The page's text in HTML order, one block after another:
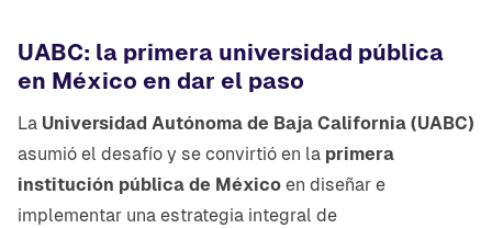
UABC: la primera universidad pública
en México en dar el paso
La Universidad Autónoma de Baja California (UABC)
asumió el desafío y se convirtió en la primera
institución pública de México en diseñar e
implementar una estrategia integral de